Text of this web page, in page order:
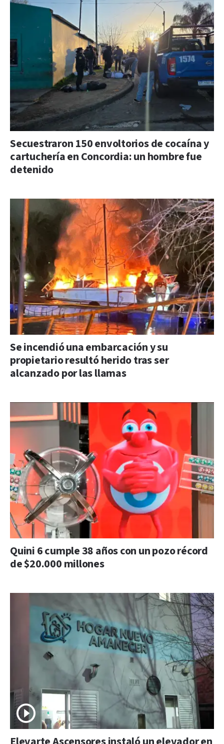
Secuestraron 150 envoltorios de cocaína y
cartuchería en Concordia: un hombre fue
detenido
Se incendió una embarcación y su
propietario resultó herido tras ser
alcanzado por las llamas
Quini 6 cumple 38 años con un pozo récord
de $20.000 millones